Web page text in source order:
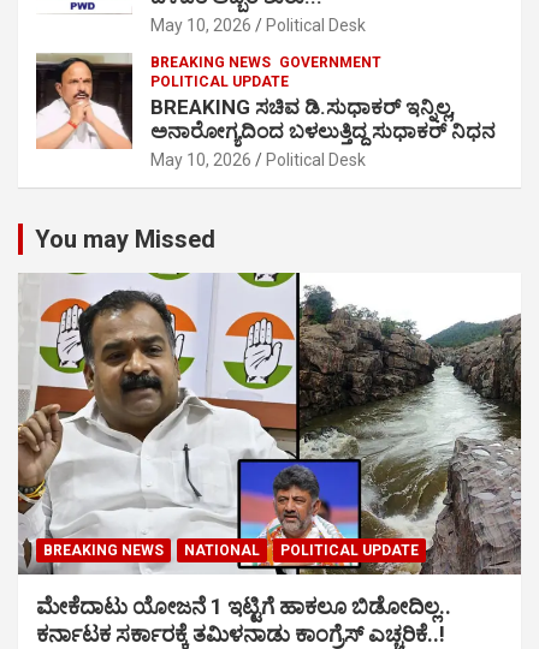
May 10, 2026 Political Desk
BREAKING NEWS GOVERNMENT
POLITICAL UPDATE
BREAKING ಸಚಿವ ಡಿ.ಸುಧಾಕರ್ ಇನ್ನಿಲ್ಲ,
ಅನಾರೋಗ್ಯದಿಂದ ಬಳಲುತ್ತಿದ್ದ ಸುಧಾಕರ್ ನಿಧನ
May 10, 2026 Political Desk
You may Missed
BREAKING NEWS NATIONAL POLITICAL UPDATE
ಮೇಕೆದಾಟು ಯೋಜನೆ 1 ಇಟ್ಟಿಗೆ ಹಾಕಲೂ ಬಿಡೋದಿಲ್ಲ..
ಕರ್ನಾಟಕ ಸರ್ಕಾರಕ್ಕೆ ತಮಿಳನಾಡು ಕಾಂಗ್ರೆಸ್ ಎಚ್ಚರಿಕೆ..!